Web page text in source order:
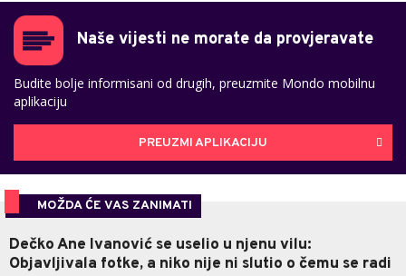
Naše vijesti ne morate da provjeravate
Budite bolje informisani od drugih, preuzmite Mondo mobilnu
aplikaciju
PREUZMI APLIKACIJU
MOŽDA ĆE VAS ZANIMATI
Dečko Ane Ivanović se uselio u njenu vilu:
Objavljivala fotke, a niko nije ni slutio o čemu se radi